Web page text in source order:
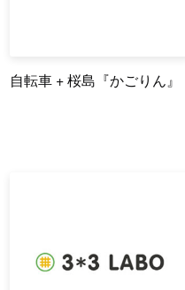
自転車 + 桜島『かごりん』